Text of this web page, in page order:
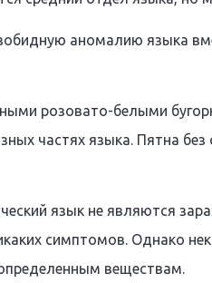
аномалию языка
розовато-белыми
частях языка. Пятна
язык не являются
симптомов. Однако
веществам.